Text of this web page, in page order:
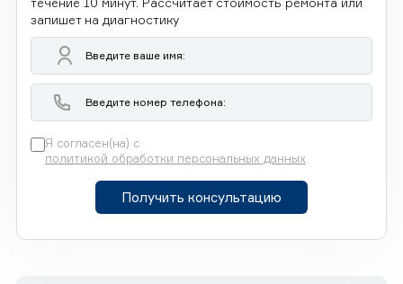
запишет на диагностику
Я согласен(на) с
политикой обработки персональных данных
Получить консультацию